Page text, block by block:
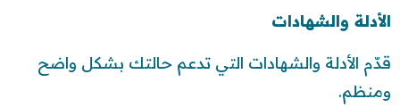
الأدلة والشهادات
قدّم الأدلة والشهادات التي تدعم حالتك بشكل واضح
ومنظم.